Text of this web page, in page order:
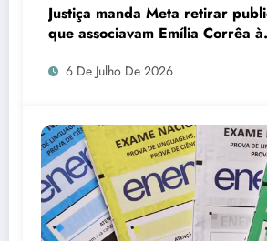
Justiça manda Meta retirar
que associavam Emília Corrêa à
corrupção e identificar
6 De Julho De 2026